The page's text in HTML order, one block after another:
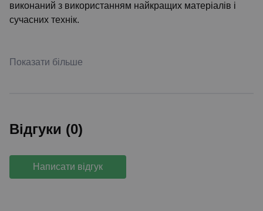
виконаний з використанням найкращих матеріалів і
сучасних технік.
Показати більше
Відгуки (0)
Написати відгук